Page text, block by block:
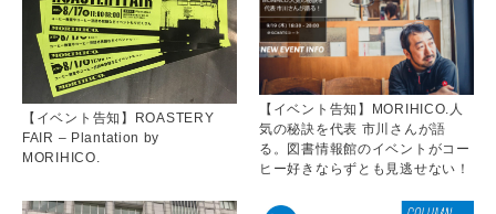
【イベント告知】ROASTERY
FAIR – Plantation by
MORIHICO.
【イベント告知】MORIHICO.人
気の秘訣を代表 市川さんが語
る。図書情報館のイベントがコー
ヒー好きならずとも見逃せない！